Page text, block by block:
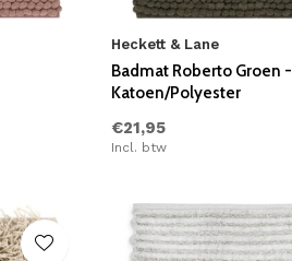
Heckett & Lane
Badmat Roberto Groen -
Katoen/Polyester
€21,95
Incl. btw